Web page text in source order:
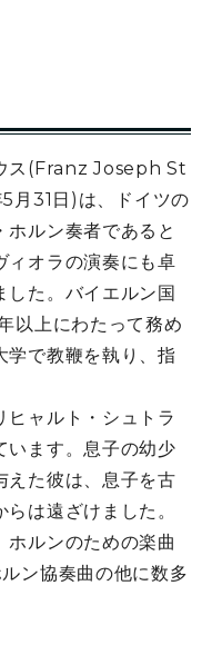
ス(Franz Joseph St
月31日)は、ドイツの
ルン奏者であると
ィオラの演奏にも卓
た。バイエルン国
以上にわたって務め
学で教鞭を執り、指
ヒャルト・シュトラ
います。息子の幼少
えた彼は、息子を古
は遠ざけました。
ホルンのための楽曲
ン協奏曲の他に数多